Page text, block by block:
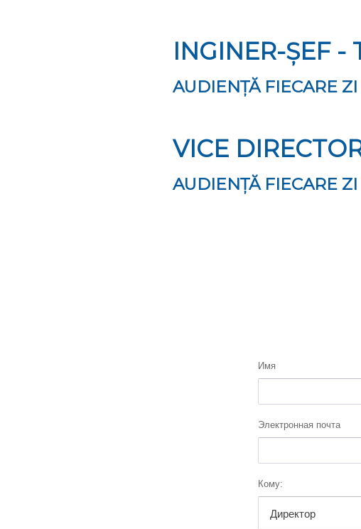
INGINER-ȘEF -
AUDIENȚĂ FIECARE
VIСЕ
AUDIENȚĂ FIECARE
Имя
Электронная почта
Кому: